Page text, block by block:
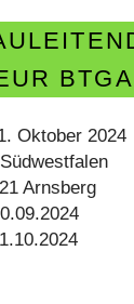
BTGA
Oktober 2024
Arnsberg